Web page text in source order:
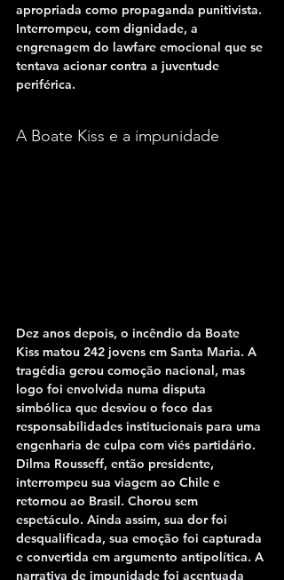
apropriada como propaganda punitivista.
Interrompeu, com dignidade, a
engrenagem do lawfare emocional que se
tentava acionar contra a juventude
periférica.
A Boate Kiss e a impunidade
Dez anos depois, o incêndio da Boate
Kiss matou 242 jovens em Santa Maria. A
tragédia gerou comoção nacional, mas
logo foi envolvida numa disputa
simbólica que desviou o foco das
responsabilidades institucionais para uma
engenharia de culpa com viés partidário.
Dilma Rousseff, então presidente,
interrompeu sua viagem ao Chile e
retornou ao Brasil. Chorou sem
espetáculo. Ainda assim, sua dor foi
desqualificada, sua emoção foi capturada
e convertida em argumento antipolítica. A
narrativa de impunidade foi acentuada